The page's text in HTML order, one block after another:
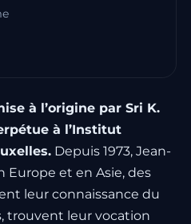
à l’origine par Sri K.
à l’Institut
Depuis 1973, Jean-
Europe et en Asie, des
leur connaissance du
trouvent leur vocation